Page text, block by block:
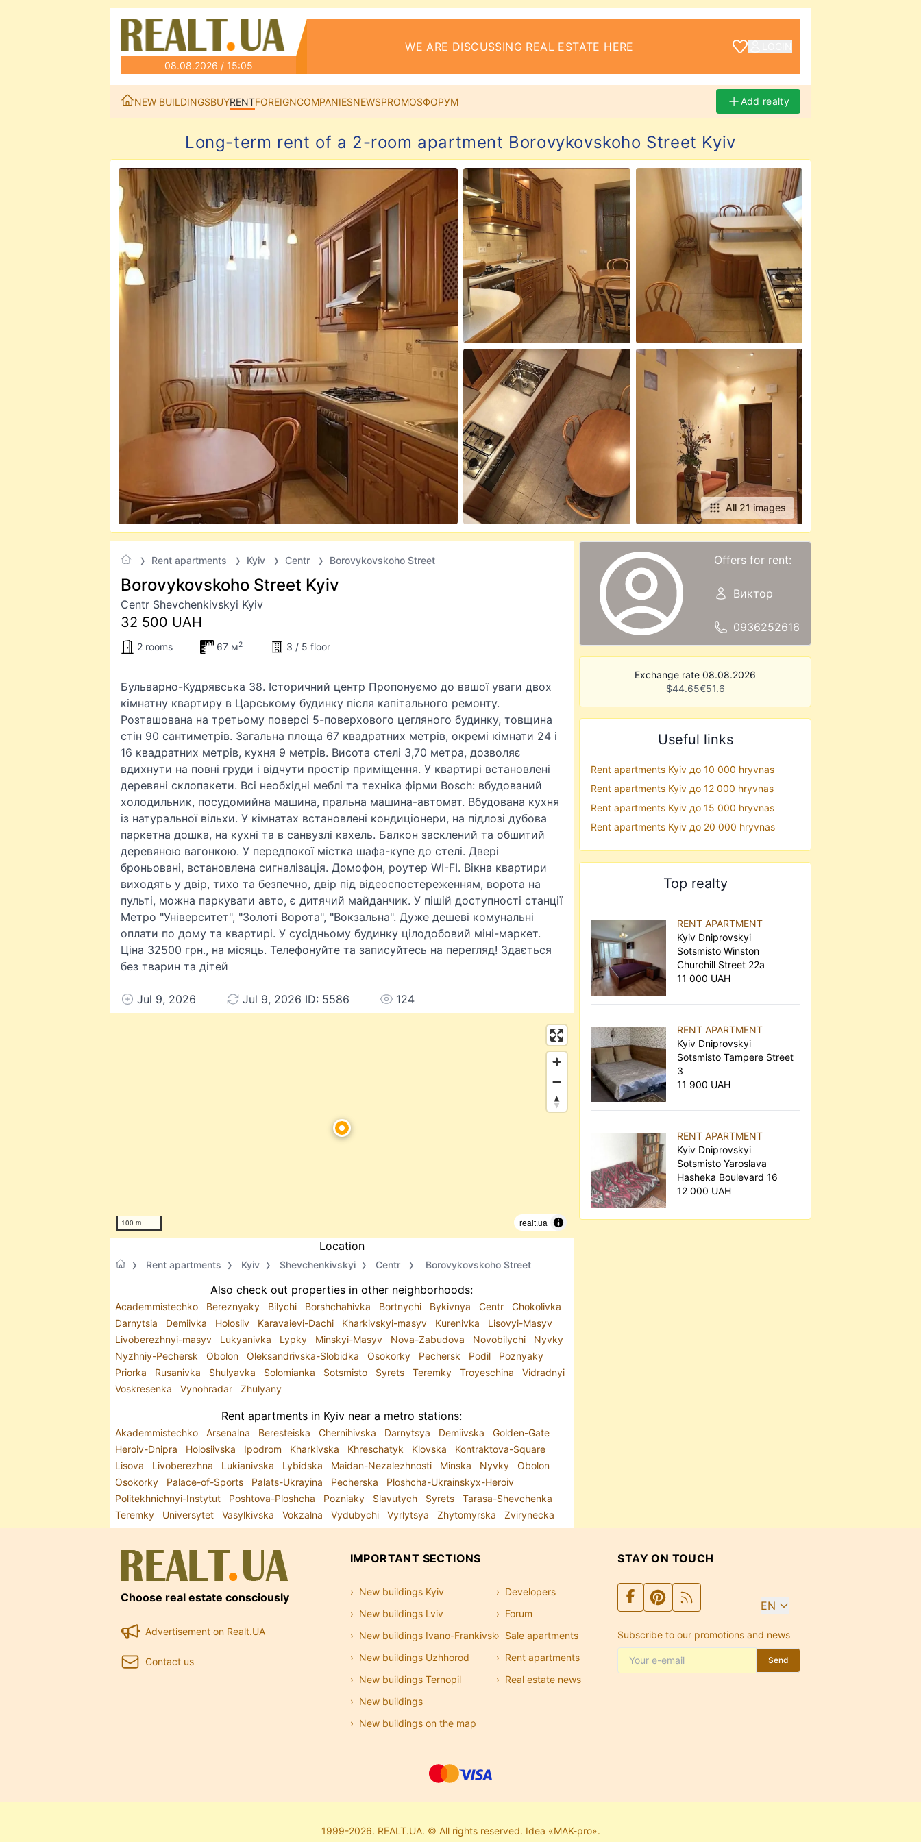
08.08.2026 / 15:05
WE ARE DISCUSSING REAL ESTATE HERE
NEW BUILDINGSBUYRENTFOREIGNCOMPANIESNEWSPROMOSФОРУМ Add realty
Long-term rent of a 2-room apartment Borovykovskoho Street Kyiv
All 21 images
Rent apartments Kyiv Centr Borovykovskoho Street
Borovykovskoho Street Kyiv
Centr Shevchenkivskyi Kyiv
32 500 UAH
2 rooms 67 м2 3 / 5 floor
Бульварно-Кудрявська 38. Історичний центр Пропонуємо до вашої уваги двох
кімнатну квартиру в Царському будинку після капітального ремонту.
Розташована на третьому поверсі 5-поверхового цегляного будинку, товщина
стін 90 сантиметрів. Загальна площа 67 квадратних метрів, окремі кімнати 24 і
16 квадратних метрів, кухня 9 метрів. Висота стелі 3,70 метра, дозволяє
вдихнути на повні груди і відчути простір приміщення. У квартирі встановлені
деревяні склопакети. Всі необхідні меблі та техніка фірми Bosch: вбудований
холодильник, посудомийна машина, пральна машина-автомат. Вбудована кухня
із натуральної вільхи. У кімнатах встановлені кондиціонери, на підлозі дубова
паркетна дошка, на кухні та в санвузлі кахель. Балкон засклений та обшитий
деревяною вагонкою. У передпокої містка шафа-купе до стелі. Двері
броньовані, встановлена сигналізація. Домофон, роутер WI-FI. Вікна квартири
виходять у двір, тихо та безпечно, двір під відеоспостереженням, ворота на
пульті, можна паркувати авто, є дитячий майданчик. У пішій доступності станції
Метро "Університет", "Золоті Ворота", "Вокзальна". Дуже дешеві комунальні
оплати по дому та квартирі. У сусідньому будинку цілодобовий міні-маркет.
Ціна 32500 грн., на місяць. Телефонуйте та записуйтесь на перегляд! Здається
без тварин та дітей
Jul 9, 2026 Jul 9, 2026 ID: 5586 124
100 m realt.ua
Location
Rent apartments Kyiv Shevchenkivskyi Centr Borovykovskoho Street
Also check out properties in other neighborhoods:
Academmistechko Bereznyaky Bilychi Borshchahivka Bortnychi Bykivnya Centr
Chokolivka
Darnytsia
Demiivka Holosiiv Karavaievi-Dachi Kharkivskyi-masyv Kurenivka
Lisovyi-Masyv
Livoberezhnyi-masyv
Lukyanivka Lypky Minskyi-Masyv Nova-Zabudova Novobilychi
Nyvky
Nyzhniy-Pechersk
Obolon Oleksandrivska-Slobidka Osokorky Pechersk Podil
Poznyaky
Priorka
Rusanivka Shulyavka Solomianka Sotsmisto Syrets Teremky Troyeschina
Vidradnyi
Voskresenka
Vynohradar Zhulyany
Rent apartments in Kyiv near a metro stations:
Akademmistechko Arsenalna Beresteiska Chernihivska Darnytsya Demiivska
Golden-Gate
Heroiv-Dnipra
Holosiivska Ipodrom Kharkivska Khreschatyk Klovska
Kontraktova-Square
Lisova
Livoberezhna Lukianivska Lybidska Maidan-Nezalezhnosti Minska Nyvky
Obolon
Osokorky
Palace-of-Sports Palats-Ukrayina Pecherska
Ploshcha-Ukrainskyx-Heroiv
Politekhnichnyi-Instytut
Poshtova-Ploshcha Pozniaky Slavutych Syrets
Tarasa-Shevchenka
Teremky
Universytet Vasylkivska Vokzalna Vydubychi Vyrlytsya Zhytomyrska Zvirynecka
Offers for rent:
Виктор
0936252616
Exchange rate 08.08.2026
$44.65€51.6
Useful links
Rent apartments Kyiv до 10 000 hryvnas
Rent apartments Kyiv до 12 000 hryvnas
Rent apartments Kyiv до 15 000 hryvnas
Rent apartments Kyiv до 20 000 hryvnas
Top realty
RENT APARTMENT
Kyiv Dniprovskyi
Sotsmisto Winston
Churchill Street 22а
11 000 UAH
RENT APARTMENT
Kyiv Dniprovskyi
Sotsmisto Tampere Street
3
11 900 UAH
RENT APARTMENT
Kyiv Dniprovskyi
Sotsmisto Yaroslava
Hasheka Boulevard 16
12 000 UAH
Choose real estate consciously
Advertisement on Realt.UA
Contact us
IMPORTANT SECTIONS
New buildings Kyiv
New buildings Lviv
New buildings Ivano-Frankivsk
New buildings Uzhhorod
New buildings Ternopil
New buildings
New buildings on the map
Developers
Forum
Sale apartments
Rent apartments
Real estate news
STAY ON TOUCH
EN
Subscribe to our promotions and news
Send
1999-2026. REALT.UA. © All rights reserved. Idea «MAK-pro».